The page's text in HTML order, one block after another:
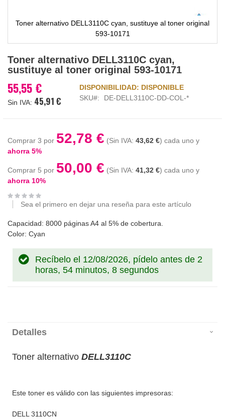
Toner alternativo DELL3110C cyan, sustituye al toner original
593-10171
al
comienzo
la
galería
Toner alternativo DELL3110C cyan,
sustituye al toner original 593-10171
55,55 €
45,91 €
DISPONIBILIDAD: DISPONIBLE
SKU
DE-DELL3110C-DD-COL-*
Comprar 3 por 52,78 € 43,62 € cada uno y
ahorra 5%
Comprar 5 por 50,00 € 41,32 € cada uno y
ahorra 10%
Sea el primero en dejar una reseña para este artículo
Capacidad: 8000 páginas A4 al 5% de cobertura.
Color: Cyan
Recíbelo el 12/08/2026, pídelo antes de 2
horas, 54 minutos, 8 segundos
Detalles
Toner alternativo DELL3110C
Este toner es válido con las siguientes impresoras:
DELL 3110CN